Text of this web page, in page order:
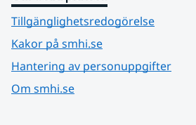
Tillgänglighetsredogörelse
Kakor på smhi.se
Hantering av personuppgifter
Om smhi.se